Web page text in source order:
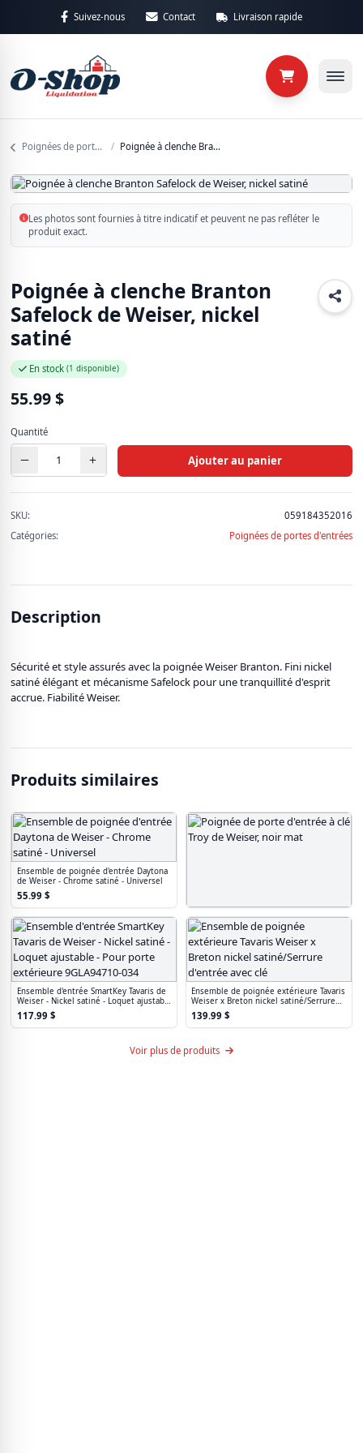
Suivez-nous Contact Livraison rapide
Retour
Catégories
Maison
4 produits
Matériaux
25 produits
Non classé
6 produits
928 produits
Pièces d'auto
Produit de pêche (ADN)
11 produits
Retour
Poignées de portes d'entrées / Poignée à clenche Branton Safelock de Weiser, nickel satiné
Les photos sont fournies à titre indicatif et peuvent ne pas refléter le
produit exact.
Poignée à clenche Branton
Safelock de Weiser, nickel
satiné
En stock (1 disponible)
55.99$
Quantité
Ajouter au panier
SKU:
059184352016
Catégories:
Poignées de portes d'entrées
Description
Sécurité et style assurés avec la poignée Weiser Branton. Fini nickel
satiné élégant et mécanisme Safelock pour une tranquillité d'esprit
accrue. Fiabilité Weiser.
Produits similaires
Ensemble de poignée d'entrée Daytona
de Weiser - Chrome satiné - Universel
55.99 $
Poignée de porte d'entrée à clé Troy de
Weiser, noir mat
41.99$
Ensemble d'entrée SmartKey Tavaris de
Weiser - Nickel satiné - Loquet ajustable
- Pour porte extérieure 9GLA94710-034
117.99 $
Ensemble de poignée extérieure Tavaris
Weiser x Breton nickel satiné/Serrure
d'entrée avec clé
139.99$
Voir plus de produits